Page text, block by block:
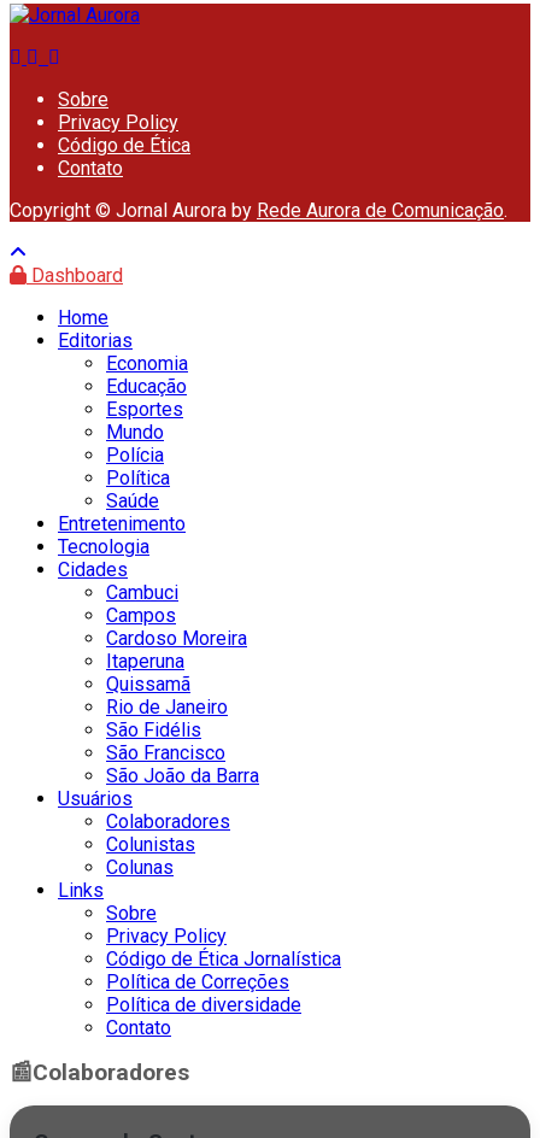
Sobre
Privacy Policy
Código de Ética
Contato
Copyright © Jornal Aurora by Rede Aurora de Comunicação.
Dashboard
Home
Editorias
Economia
Educação
Esportes
Mundo
Polícia
Política
Saúde
Entretenimento
Tecnologia
Cidades
Cambuci
Campos
Cardoso Moreira
Itaperuna
Quissamã
Rio de Janeiro
São Fidélis
São Francisco
São João da Barra
Usuários
Colaboradores
Colunistas
Colunas
Links
Sobre
Privacy Policy
Código de Ética Jornalística
Política de Correções
Política de diversidade
Contato
📰Colaboradores